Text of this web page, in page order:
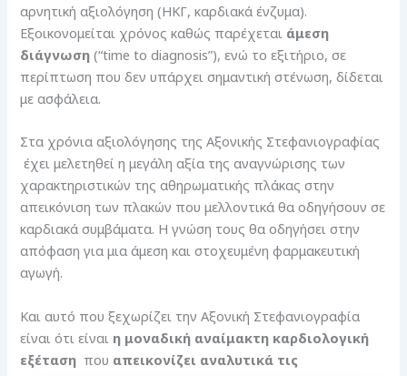
αρνητική αξιολόγηση (ΗΚΓ, καρδιακά ένζυμα).
Εξοικονομείται χρόνος καθώς παρέχεται άμεση
διάγνωση (“time to diagnosis”), ενώ το εξιτήριο, σε
περίπτωση που δεν υπάρχει σημαντική στένωση, δίδεται
με ασφάλεια.
Στα χρόνια αξιολόγησης της Αξονικής Στεφανιογραφίας
έχει μελετηθεί η μεγάλη αξία της αναγνώρισης των
χαρακτηριστικών της αθηρωματικής πλάκας στην
απεικόνιση των πλακών που μελλοντικά θα οδηγήσουν σε
καρδιακά συμβάματα. Η γνώση τους θα οδηγήσει στην
απόφαση για μια άμεση και στοχευμένη φαρμακευτική
αγωγή.
Και αυτό που ξεχωρίζει την Αξονική Στεφανιογραφία
είναι ότι είναι η μοναδική αναίμακτη καρδιολογική
εξέταση που απεικονίζει αναλυτικά τις